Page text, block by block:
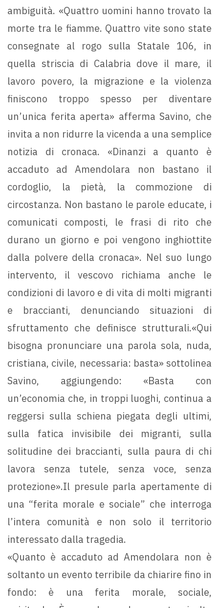
ambiguità. «Quattro uomini hanno trovato la
morte tra le fiamme. Quattro vite sono state
consegnate al rogo sulla Statale 106, in
quella striscia di Calabria dove il mare, il
lavoro povero, la migrazione e la violenza
finiscono troppo spesso per diventare
un’unica ferita aperta» afferma Savino, che
invita a non ridurre la vicenda a una semplice
notizia di cronaca. «Dinanzi a quanto è
accaduto ad Amendolara non bastano il
cordoglio, la pietà, la commozione di
circostanza. Non bastano le parole educate, i
comunicati composti, le frasi di rito che
durano un giorno e poi vengono inghiottite
dalla polvere della cronaca». Nel suo lungo
intervento, il vescovo richiama anche le
condizioni di lavoro e di vita di molti migranti
e braccianti, denunciando situazioni di
sfruttamento che definisce strutturali.«Qui
bisogna pronunciare una parola sola, nuda,
cristiana, civile, necessaria: basta» sottolinea
Savino, aggiungendo: «Basta con
un’economia che, in troppi luoghi, continua a
reggersi sulla schiena piegata degli ultimi,
sulla fatica invisibile dei migranti, sulla
solitudine dei braccianti, sulla paura di chi
lavora senza tutele, senza voce, senza
protezione».Il presule parla apertamente di
una “ferita morale e sociale” che interroga
l’intera comunità e non solo il territorio
interessato dalla tragedia.
«Quanto è accaduto ad Amendolara non è
soltanto un evento terribile da chiarire fino in
fondo: è una ferita morale, sociale,